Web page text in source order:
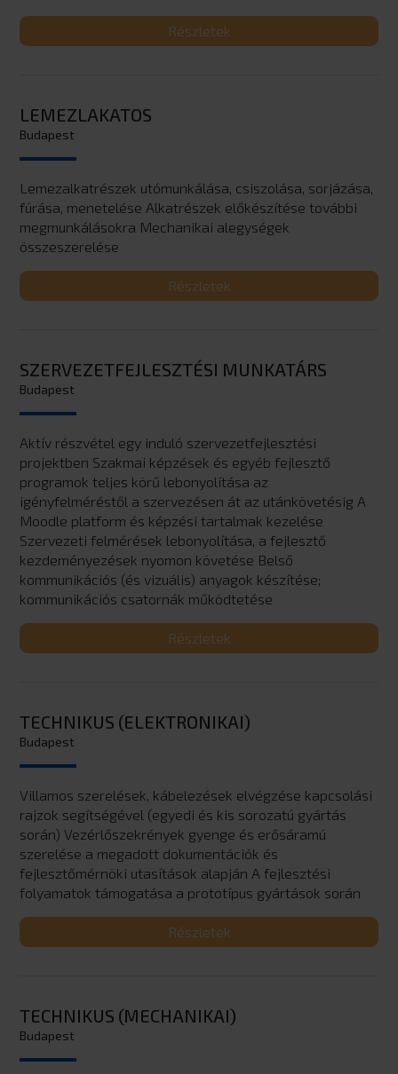
Részletek
LEMEZLAKATOS
Budapest
Lemezalkatrészek utómunkálása, csiszolása, sorjázása,
fúrása, menetelése Alkatrészek előkészítése további
megmunkálásokra Mechanikai alegységek
összeszerelése
Részletek
SZERVEZETFEJLESZTÉSI MUNKATÁRS
Budapest
Aktív részvétel egy induló szervezetfejlesztési
projektben Szakmai képzések és egyéb fejlesztő
programok teljes körű lebonyolítása az
igényfelméréstől a szervezésen át az utánkövetésig A
Moodle platform és képzési tartalmak kezelése
Szervezeti felmérések lebonyolítása, a fejlesztő
kezdeményezések nyomon követése Belső
kommunikációs (és vizuális) anyagok készítése;
kommunikációs csatornák működtetése
Részletek
TECHNIKUS (ELEKTRONIKAI)
Budapest
Villamos szerelések, kábelezések elvégzése kapcsolási
rajzok segítségével (egyedi és kis sorozatú gyártás
során) Vezérlőszekrények gyenge és erősáramú
szerelése a megadott dokumentációk és
fejlesztőmérnöki utasítások alapján A fejlesztési
folyamatok támogatása a prototípus gyártások során
Részletek
TECHNIKUS (MECHANIKAI)
Budapest